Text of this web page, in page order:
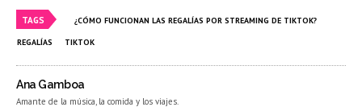
TAGS ¿CÓMO FUNCIONAN LAS REGALÍAS POR STREAMING DE TIKTOK?
REGALÍAS TIKTOK
Ana Gamboa
Amante de la música, la comida y los viajes.